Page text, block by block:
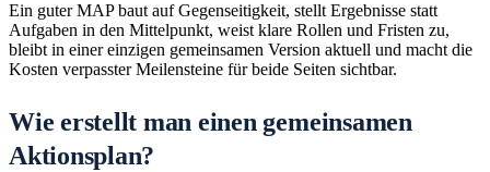
Ein guter MAP baut auf Gegenseitigkeit, stellt Ergebnisse statt
Aufgaben in den Mittelpunkt, weist klare Rollen und Fristen zu,
bleibt in einer einzigen gemeinsamen Version aktuell und macht die
Kosten verpasster Meilensteine für beide Seiten sichtbar.
Wie erstellt man einen gemeinsamen
Aktionsplan?